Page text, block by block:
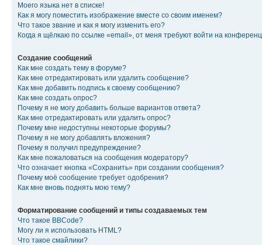
Моего языка нет в списке!
Как я могу поместить изображение вместе со своим именем?
Что такое звание и как я могу изменить его?
Когда я щёлкаю по ссылке «email», от меня требуют войти на
Создание сообщений
Как мне создать тему в форуме?
Как мне отредактировать или удалить сообщение?
Как мне добавить подпись к своему сообщению?
Как мне создать опрос?
Почему я не могу добавить больше вариантов ответа?
Как мне отредактировать или удалить опрос?
Почему мне недоступны некоторые форумы?
Почему я не могу добавлять вложения?
Почему я получил предупреждение?
Как мне пожаловаться на сообщения модератору?
Что означает кнопка «Сохранить» при создании сообщения?
Почему моё сообщение требует одобрения?
Как мне вновь поднять мою тему?
Форматирование сообщений и типы создаваемых тем
Что такое BBCode?
Могу ли я использовать HTML?
Что такое смайлики?